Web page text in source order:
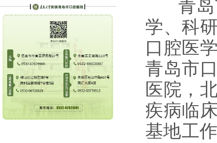
青岛
学、科
口腔医
青岛市
医院，
疾病临
基地工